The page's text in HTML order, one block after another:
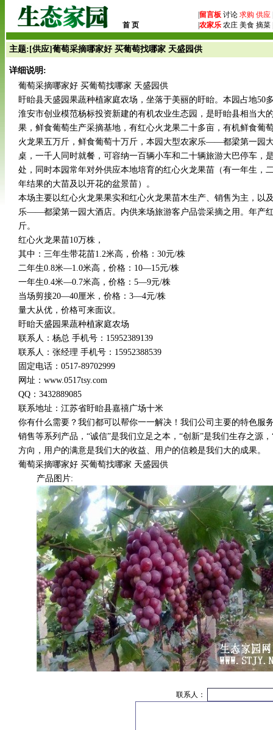
首 页
留言板 讨论 求购 供应
农家乐 农庄 美食 摘菜 |
主题:[供应]葡萄采摘哪家好 买葡萄找哪家 天盛园供
详细说明:
葡萄采摘哪家好 买葡萄找哪家 天盛园供
盱眙县天盛园果蔬种植家庭农场，坐落于美丽的盱眙。本园占地50
淮安市创业模范杨标投资新建的有机农业生态园，是盱眙县相当大
果，鲜食葡萄生产采摘基地，有红心火龙果二十多亩，有机鲜食葡
火龙果五万斤，鲜食葡萄十万斤，本园大型农家乐——都梁第一园
桌，一千人同时就餐，可容纳一百辆小车和二十辆旅游大巴停车，
处，同时本园常年对外供应本地培育的红心火龙果苗（有一年生，
年结果的大苗及以开花的盆景苗）。
本场主要以红心火龙果果实和红心火龙果苗木生产、销售为主，以
乐——都梁第一园大酒店。内供来场旅游客户品尝采摘之用。年产
斤。
红心火龙果苗10万株，
其中：三年生带花苗1.2米高，价格：30元/株
二年生0.8米—1.0米高，价格：10—15元/株
一年生0.4米—0.7米高，价格：5—9元/株
当场剪接20—40厘米，价格：3—4元/株
量大从优，价格可来面议。
盱眙天盛园果蔬种植家庭农场
联系人：杨总 手机号：15952389139
联系人：张经理 手机号：15952388539
固定电话：0517-89702999
网址：www.0517tsy.com
QQ：3432889085
联系地址：江苏省盱眙县嘉禧广场十米
你有什么需要？我们都可以帮你一一解决！我们公司主要的特色服
销售等系列产品，“诚信”是我们立足之本，“创新”是我们生存之源
方向，用户的满意是我们大的收益、用户的信赖是我们大的成果。
葡萄采摘哪家好 买葡萄找哪家 天盛园供
产品图片:
联系人：